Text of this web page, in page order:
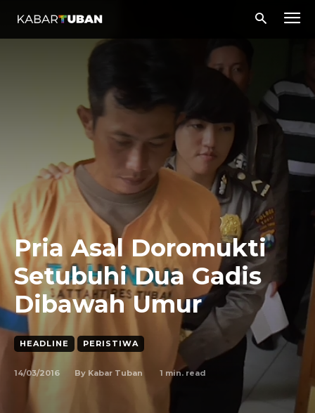
Pria Asal Doromukti
Setubuhi Dua Gadis
Dibawah Umur
HEADLINE PERISTIWA
14/03/2016 By Kabar Tuban 1 min. read